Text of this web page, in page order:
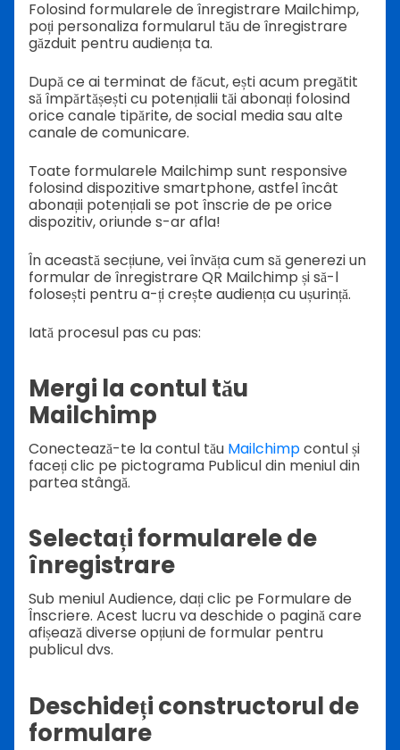
Folosind formularele de înregistrare Mailchimp,
poți personaliza formularul tău de înregistrare
găzduit pentru audiența ta.
După ce ai terminat de făcut, ești acum pregătit
să împărtășești cu potențialii tăi abonați folosind
orice canale tipărite, de social media sau alte
canale de comunicare.
Toate formularele Mailchimp sunt responsive
folosind dispozitive smartphone, astfel încât
abonații potențiali se pot înscrie de pe orice
dispozitiv, oriunde s-ar afla!
În această secțiune, vei învăța cum să generezi un
formular de înregistrare QR Mailchimp și să-l
folosești pentru a-ți crește audiența cu ușurință.
Iată procesul pas cu pas:
Mergi la contul tău
Mailchimp
Conectează-te la contul tău Mailchimpcontul și
faceți clic pe pictograma Publicul din meniul din
partea stângă.
Selectați formularele de
înregistrare
Sub meniul Audience, dați clic pe Formulare de
Înscriere. Acest lucru va deschide o pagină care
afișează diverse opțiuni de formular pentru
publicul dvs.
Deschideți constructorul de
formulare